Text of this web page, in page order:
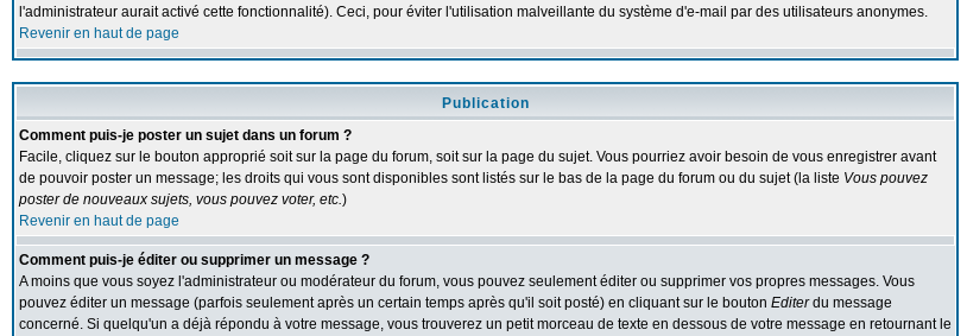
l'administrateur aurait activé cette fonctionnalité). Ceci, pour éviter l'utilisation malveillante du système d'e-mail par des utilisateurs anonymes.
Revenir en haut de page
Publication
Comment puis-je poster un sujet dans un forum ?
Facile, cliquez sur le bouton approprié soit sur la page du forum, soit sur la page du sujet. Vous pourriez avoir besoin de vous enregistrer avant
de pouvoir poster un message; les droits qui vous sont disponibles sont listés sur le bas de la page du forum ou du sujet (la liste Vous pouvez
poster de nouveaux sujets, vous pouvez voter, etc.)
Revenir en haut de page
Comment puis-je éditer ou supprimer un message ?
A moins que vous soyez l'administrateur ou modérateur du forum, vous pouvez seulement éditer ou supprimer vos propres messages. Vous
pouvez éditer un message (parfois seulement après un certain temps après qu'il soit posté) en cliquant sur le bouton Editerdu message
concerné. Si quelqu'un a déjà répondu à votre message, vous trouverez un petit morceau de texte en dessous de votre message en retournant le